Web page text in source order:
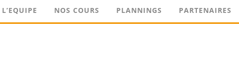
L’EQUIPE NOS COURS PLANNINGS PARTENAIRES